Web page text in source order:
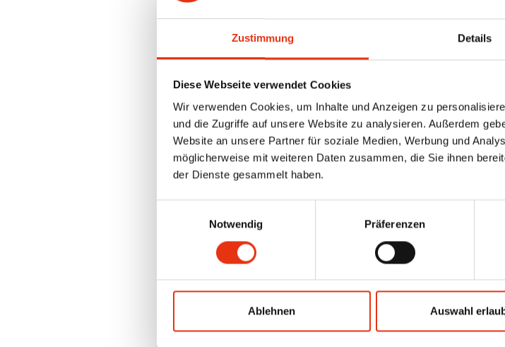
Zustimmung Details
Diese Webseite verwendet Cookies
Wir verwenden Cookies, um Inhalte und Anzeigen zu
und die Zugriffe auf unsere Website zu analysieren. Außerdem
Website an unsere Partner für soziale Medien, Werbung und
möglicherweise mit weiteren Daten zusammen, die Sie ihnen
der Dienste gesammelt haben.
Notwendig
Präferenzen
Ablehnen Auswahl
NORDWEST-
SYMBOL FÜR DEN
2012 wurde das von uns geplanteEurogate Terminal House
als ein Jahrzehnt später, gehört das Gebäude noch immer
die zu 100 Prozent zu der Arbeitskultur eines
Immobilien, die unserem Projekt und seiner Entstehung
Mehr über die Planung des Eurogate Terminal House
unserem Magazin UND.